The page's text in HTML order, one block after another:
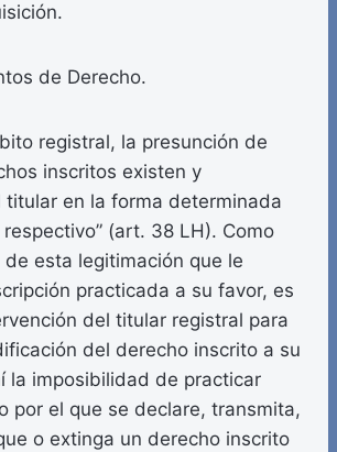
de Derecho.
registral, la presunción de
inscritos existen y
titular en la forma determinada
(art. 38 LH). Como
de esta legitimación que le
practicada a su favor, es
del titular registral para
del derecho inscrito a su
la imposibilidad de practicar
por el que se declare, transmita,
o extinga un derecho inscrito